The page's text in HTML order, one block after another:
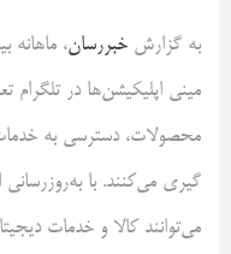
به گزارش خبررسان
مینی اپلیکیشن‌ها در تلگرام
محصولات، دسترسی به
گیری می‌کنند. با به‌روزرسانی
می‌توانند کالا و خدمات